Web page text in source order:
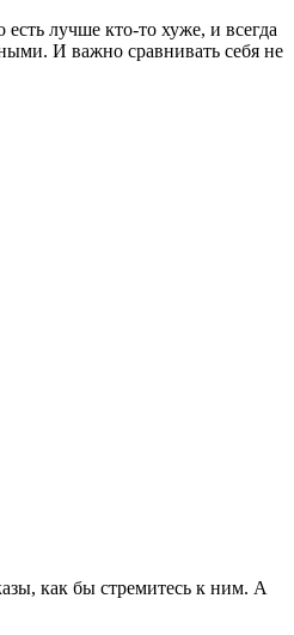
лучше кто-то хуже, и всегда
И важно сравнивать себя не
как бы стремитесь к ним. А